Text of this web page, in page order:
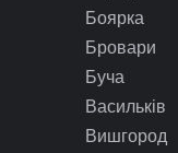
Боярка
Бровари
Буча
Васильків
Вишгород